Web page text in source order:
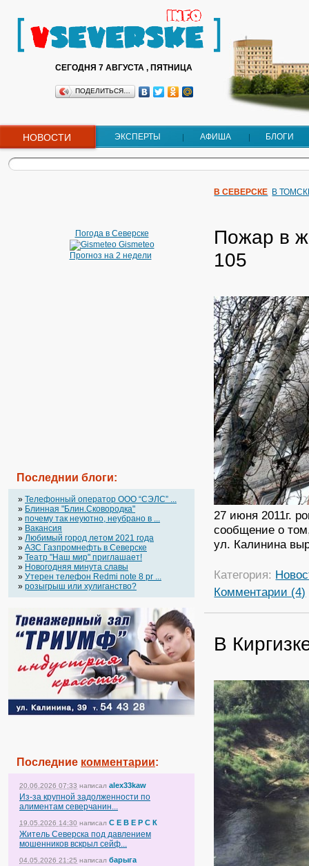
СЕГОДНЯ 7 АВГУСТА , ПЯТНИЦА
ПОДЕЛИТЬСЯ…
НОВОСТИ ЭКСПЕРТЫ АФИША БЛОГИ
Погода в Северске
Gismeteo
Прогноз на 2 недели
Последнии блоги:
» Телефонный оператор OOO “СЭЛС” ...
» Блинная "Блин.Сковородка"
» почему так неуютно, неубрано в ...
» Вакансия
» Любимый город летом 2021 года
» АЗС Газпромнефть в Северске
» Театр "Наш мир" приглашает!
» Новогодняя минута славы
» Утерен телефон Redmi note 8 pr ...
» розыгрыш или хулиганство?
Последние комментарии:
20.06.2026 07:33 написал alex33kaw
Из-за крупной задолженности по
алиментам северчанин...
19.05.2026 14:30 написал С Е В Е Р С К
Житель Северска под давлением
мошенников вскрыл сейф...
04.05.2026 21:25 написал барыга
В СЕВЕРСКЕ В
Пожар в
105
27 июня 2011г.
сообщение о
ул. Калинина
Категория:
Комментарии (4)
В